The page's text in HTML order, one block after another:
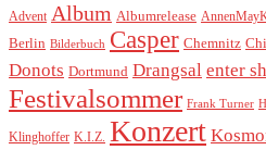
Advent Album Albumrelease
Berlin Bilderbuch Casper Chemnitz
Donots Dortmund Drangsal enter
Festivalsommer Frank Turner
Klinghoffer K.I.Z. Konzert